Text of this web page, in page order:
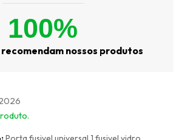
100%
nossos produtos